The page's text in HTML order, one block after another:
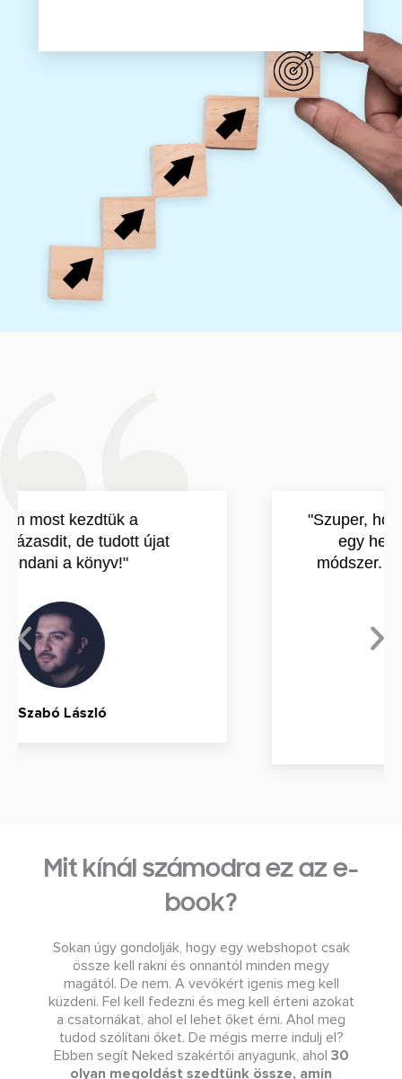
"Szuper, hogy így össze van gyűjtve
egy helyen rengeteg tipp és
módszer. Már csak választani kell
Mit kínál számodra ez az e-
book?
Sokan úgy gondolják, hogy egy webshopot csak
össze kell rakni és onnantól minden megy
magától. De nem. A vevőkért igenis meg kell
küzdeni. Fel kell fedezni és meg kell érteni azokat
a csatornákat, ahol el lehet őket érni. Ahol meg
tudod szólítani őket. De mégis merre indulj el?
Ebben segít Neked szakértői anyagunk, ahol 30
olyan megoldást szedtünk össze, amin